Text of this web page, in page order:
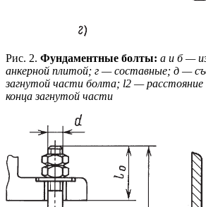
Рис. 2. Фундаментные болты: а и б —
анкерной плитой; г — составные; д —
загнутой части болта; l2 —
конца загнутой части